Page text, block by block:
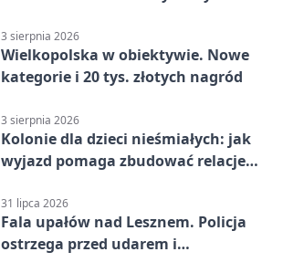
3 sierpnia 2026
Wielkopolska w obiektywie. Nowe
kategorie i 20 tys. złotych nagród
3 sierpnia 2026
Kolonie dla dzieci nieśmiałych: jak
wyjazd pomaga zbudować relacje z
31 lipca 2026
Fala upałów nad Lesznem. Policja
ostrzega przed udarem i